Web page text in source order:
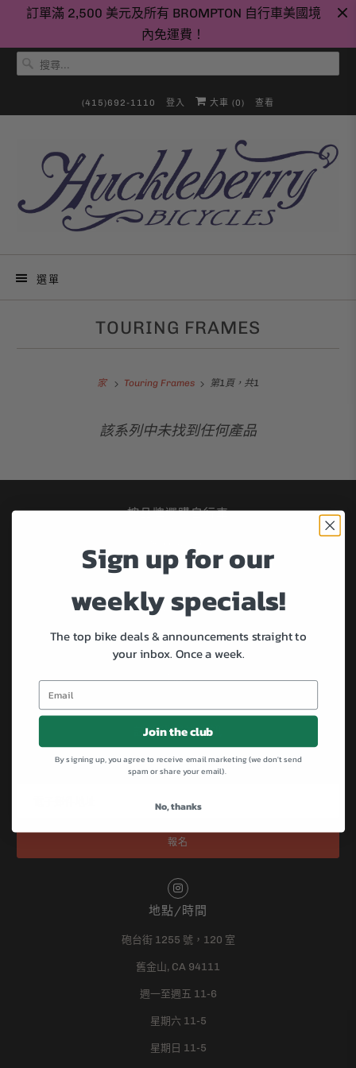
訂單滿 2,500 美元及所有 BROMPTON 自行車美國境
內免運費！
(415)692-1110 登入 大車 (0) 查看
選單
TOURING FRAMES
家 Touring Frames 第1頁，共1
該系列中未找到任何產品
按品牌選購自行車
全城
坎農代爾
科納
馬西
註冊我們的通訊
註冊以獲取有關銷售、新品發布等的最新資訊…
地點/時間
砲台街 1255 號，120 室
舊金山, CA 94111
週一至週五 11-6
星期六 11-5
星期日 11-5
Sign up for our
weekly specials!
The top bike deals & announcements straight to
your inbox. Once a week.
Join the club
By signing up, you agree to receive email marketing (we don't send
spam or share your email).
No, thanks